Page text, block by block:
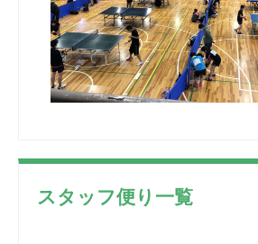
スタッフ便り一覧